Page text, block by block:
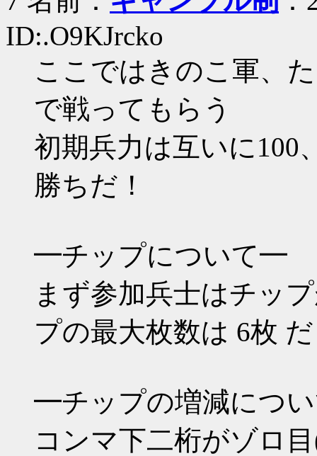
ID:.O9KJrcko
ここではきのこ軍、
で戦ってもらう
初期兵力は互いに100
勝ちだ！
━チップについて━
まず参加兵士はチッ
プの最大枚数は 6枚
━チップの増減につ
コンマ下二桁がゾロ